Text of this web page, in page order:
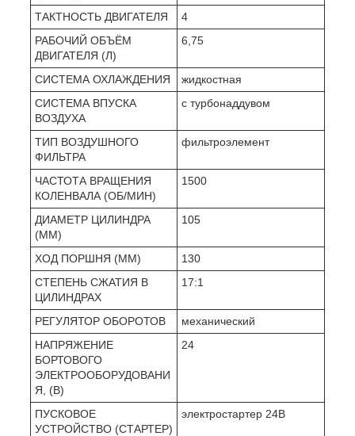
ТАКТНОСТЬ ДВИГАТЕЛЯ
4
РАБОЧИЙ ОБЪЁМ
ДВИГАТЕЛЯ (Л)
6,75
СИСТЕМА ОХЛАЖДЕНИЯ
жидкостная
СИСТЕМА ВПУСКА
ВОЗДУХА
с турбонаддувом
ТИП ВОЗДУШНОГО
ФИЛЬТРА
фильтроэлемент
ЧАСТОТА ВРАЩЕНИЯ
КОЛЕНВАЛА (ОБ/МИН)
1500
ДИАМЕТР ЦИЛИНДРА
(ММ)
105
ХОД ПОРШНЯ (ММ)
130
СТЕПЕНЬ СЖАТИЯ В
ЦИЛИНДРАХ
17:1
РЕГУЛЯТОР ОБОРОТОВ
механический
НАПРЯЖЕНИЕ
БОРТОВОГО
ЭЛЕКТРООБОРУДОВАНИ
Я, (В)
24
ПУСКОВОЕ
УСТРОЙСТВО (СТАРТЕР)
электростартер 24В